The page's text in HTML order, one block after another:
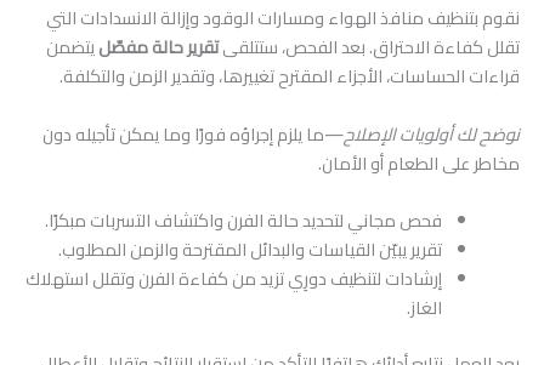
نقوم بتنظيف منافذ الهواء ومسارات الوقود وإزالة الانسدادات التي
تقلل كفاءة الاحتراق. بعد الفحص، ستتلقىتقرير حالة مفصّليتضمن
قراءات الحساسات، الأجزاء المقترح تغييرها، وتقدير الزمن والتكلفة.
نوضح لك أولويات الإصلاح—ما يلزم إجراؤه فورًا وما يمكن تأجيله دون
مخاطر على الطعام أو الأمان.
فحص مجاني لتحديد حالة الفرن واكتشاف التسربات مبكرًا.
تقرير يبيّن القياسات والبدائل المقترحة والزمن المطلوب.
إرشادات لتنظيف دورِي تزيد من كفاءة الفرن وتقلل استهلاك
الغاز.